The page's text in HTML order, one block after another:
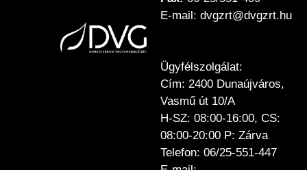
E-mail: dvgzrt@dvgzrt.hu
Ügyfélszolgálat:
Cím: 2400 Dunaújváros,
Vasmű út 10/A
H-SZ: 08:00-16:00, CS:
08:00-20:00 P: Zárva
Telefon: 06/25-551-447